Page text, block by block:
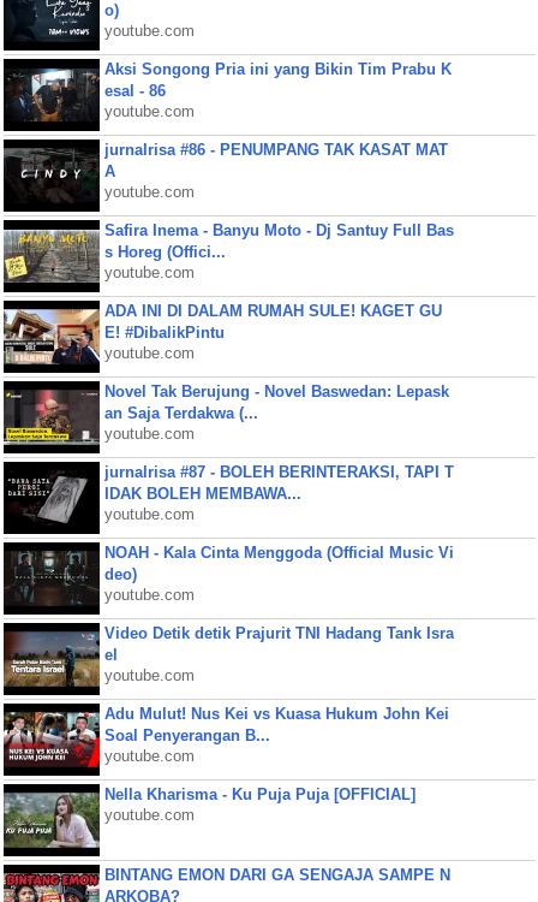
o)
youtube.com
Aksi Songong Pria ini yang Bikin Tim Prabu K
esal - 86
youtube.com
jurnalrisa #86 - PENUMPANG TAK KASAT MAT
A
youtube.com
Safira Inema - Banyu Moto - Dj Santuy Full Bas
s Horeg (Offici...
youtube.com
ADA INI DI DALAM RUMAH SULE! KAGET GU
E! #DibalikPintu
youtube.com
Novel Tak Berujung - Novel Baswedan: Lepask
an Saja Terdakwa (...
youtube.com
jurnalrisa #87 - BOLEH BERINTERAKSI, TAPI T
IDAK BOLEH MEMBAWA...
youtube.com
NOAH - Kala Cinta Menggoda (Official Music Vi
deo)
youtube.com
Video Detik detik Prajurit TNI Hadang Tank Isra
el
youtube.com
Adu Mulut! Nus Kei vs Kuasa Hukum John Kei
Soal Penyerangan B...
youtube.com
Nella Kharisma - Ku Puja Puja [OFFICIAL]
youtube.com
BINTANG EMON DARI GA SENGAJA SAMPE N
ARKOBA?